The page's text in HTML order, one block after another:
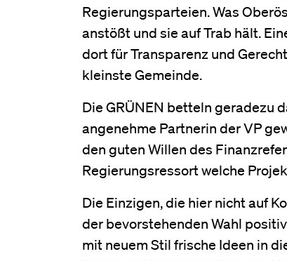
Regierungsparteien. Was
anstößt und sie auf Trab hält.
dort für Transparenz und
kleinste Gemeinde.
Die GRÜNEN betteln geradezu
angenehme Partnerin der VP
den guten Willen des
Regierungsressort welche
Die Einzigen, die hier nicht auf
der bevorstehenden Wahl
mit neuem Stil frische Ideen in